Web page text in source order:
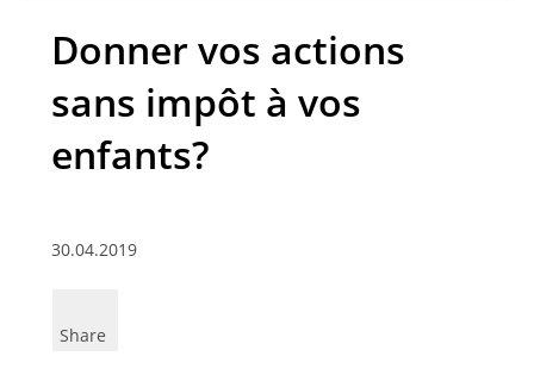
Donner vos actions
sans impôt à vos
enfants?
30.04.2019
Share